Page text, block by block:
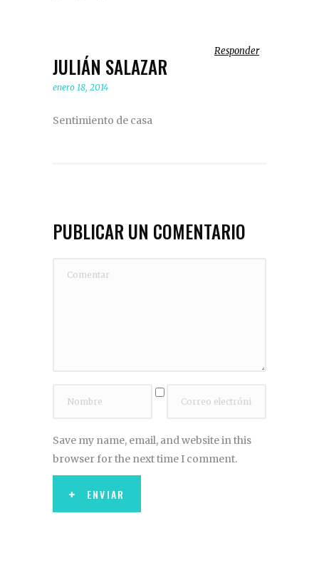
JULIÁN SALAZAR
enero 18, 2014
Responder
Sentimiento de casa
PUBLICAR UN COMENTARIO
Save my name, email, and website in this
browser for the next time I comment.
ENVIAR